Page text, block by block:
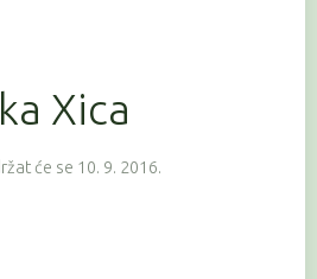
Xica
će se 10. 9. 2016.